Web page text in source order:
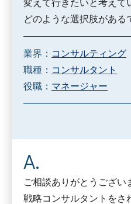
変えて行きたいと考えて
どのような選択肢がある
業界： コンサルティング
職種： コンサルタント
役職： マネージャー
ご相談ありがとうござい
戦略コンサルタントをさ